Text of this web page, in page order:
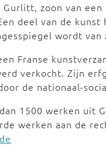
Gurlitt, zoon van
deel van de
wordt
Franse
verkocht. Zijn
de nationaal-
1500 werken uit
werken aan de